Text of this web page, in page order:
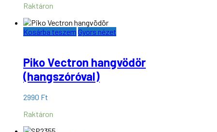
Raktáron
Kosárba teszem Gyors nézet
Piko Vectron hangvödör
(hangszóróval)
2990 Ft
Raktáron